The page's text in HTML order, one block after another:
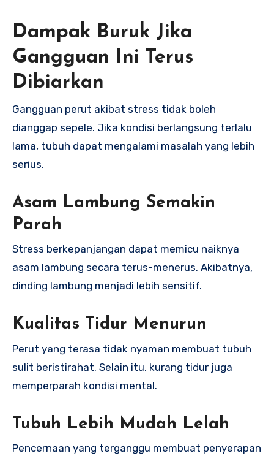
Dampak Buruk Jika
Gangguan Ini Terus
Dibiarkan
Gangguan perut akibat stress tidak boleh
dianggap sepele. Jika kondisi berlangsung terlalu
lama, tubuh dapat mengalami masalah yang lebih
serius.
Asam Lambung Semakin
Parah
Stress berkepanjangan dapat memicu naiknya
asam lambung secara terus-menerus. Akibatnya,
dinding lambung menjadi lebih sensitif.
Kualitas Tidur Menurun
Perut yang terasa tidak nyaman membuat tubuh
sulit beristirahat. Selain itu, kurang tidur juga
memperparah kondisi mental.
Tubuh Lebih Mudah Lelah
Pencernaan yang terganggu membuat penyerapan